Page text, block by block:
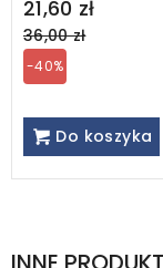
21,60 zł
Regular
price
36,00 zł
-40%
Do koszyka